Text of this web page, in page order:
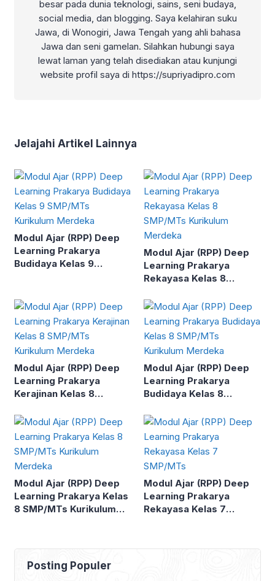
besar pada dunia teknologi, sains, seni budaya,
social media, dan blogging. Saya kelahiran suku
Jawa, di Wonogiri, Jawa Tengah yang ahli bahasa
Jawa dan seni gamelan. Silahkan hubungi saya
lewat laman yang telah disediakan atau kunjungi
website profil saya di https://supriyadipro.com
Jelajahi Artikel Lainnya
Modul Ajar (RPP) Deep
Learning Prakarya
Budidaya Kelas 9
Modul Ajar (RPP) Deep
Learning Prakarya
Rekayasa Kelas 8
Merdeka
Modul Ajar (RPP) Deep
Learning Prakarya
Kerajinan Kelas 8
Merdeka
Modul Ajar (RPP) Deep
Learning Prakarya
Budidaya Kelas 8
Merdeka
Modul Ajar (RPP) Deep
Learning Prakarya Kelas
8 SMP/MTs Kurikulum
Modul Ajar (RPP) Deep
Learning Prakarya
Rekayasa Kelas 7
Posting Populer